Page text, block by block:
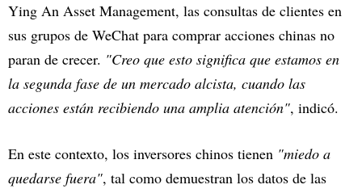
Ying An Asset Management, las consultas de clientes en
sus grupos de WeChat para comprar acciones chinas no
paran de crecer. "Creo que esto significa que estamos en
la segunda fase de un mercado alcista, cuando las
acciones están recibiendo una amplia atención", indicó.
En este contexto, los inversores chinos tienen "miedo a
quedarse fuera", tal como demuestran los datos de las